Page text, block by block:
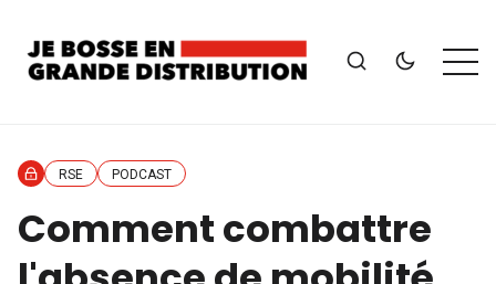
RSE PODCAST
Comment combattre